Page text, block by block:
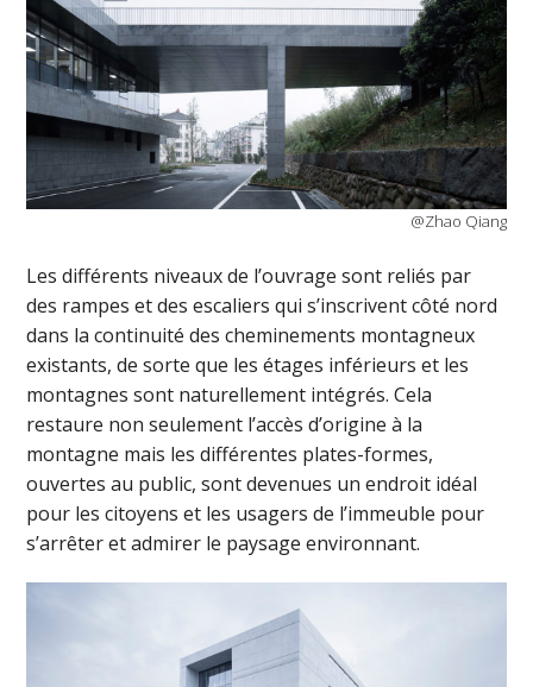
@Zhao Qiang
Les différents niveaux de l’ouvrage sont reliés par
des rampes et des escaliers qui s’inscrivent côté nord
dans la continuité des cheminements montagneux
existants, de sorte que les étages inférieurs et les
montagnes sont naturellement intégrés. Cela
restaure non seulement l’accès d’origine à la
montagne mais les différentes plates-formes,
ouvertes au public, sont devenues un endroit idéal
pour les citoyens et les usagers de l’immeuble pour
s’arrêter et admirer le paysage environnant.